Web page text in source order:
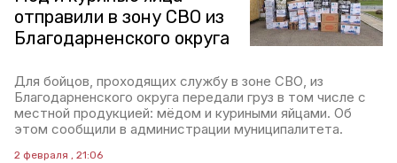
отправили в зону СВО из
Благодарненского округа
Для бойцов, проходящих службу в зоне СВО, из
Благодарненского округа передали груз в том числе с
местной продукцией: мёдом и куриными яйцами. Об
этом сообщили в администрации муниципалитета.
2 февраля , 21:06